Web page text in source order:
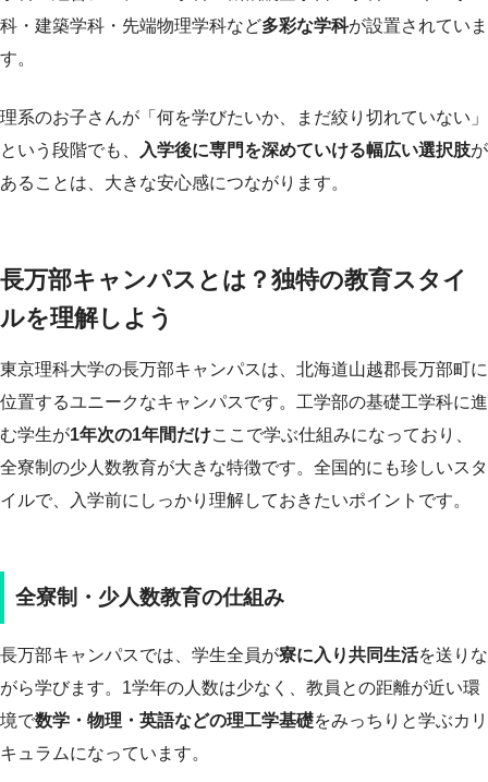
科・建築学科・先端物理学科など多彩な学科が設置されていま
す。
理系のお子さんが「何を学びたいか、まだ絞り切れていない」
という段階でも、
入学後に専門を深めていける幅広い選択肢が
あることは、大きな安心感につながります。
長万部キャンパスとは？独特の教育スタイ
ルを理解しよう
東京理科大学の長万部キャンパスは、北海道山越郡長万部町に
位置するユニークなキャンパスです。工学部の基礎工学科に進
む学生が1年次の1年間だけここで学ぶ仕組みになっており、
全寮制の少人数教育が大きな特徴です。全国的にも珍しいスタ
イルで、入学前にしっかり理解しておきたいポイントです。
全寮制・少人数教育の仕組み
長万部キャンパスでは、学生全員が寮に入り共同生活を送りな
がら学びます。1学年の人数は少なく、教員との距離が近い環
境で数学・物理・英語などの理工学基礎をみっちりと学ぶカリ
キュラムになっています。